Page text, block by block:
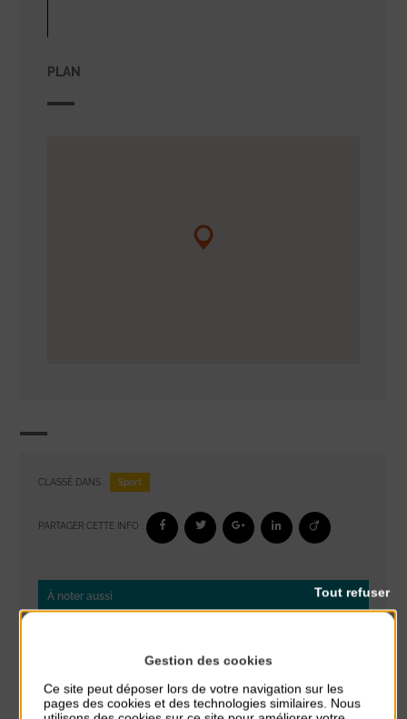
PLAN
CLASSÉ DANS : Sport
PARTAGER CETTE INFO :
À noter aussi
Stretching
Gestion des cookies
Ce site peut déposer lors de votre navigation sur les
pages des cookies et des technologies similaires. Nous
Tout refuser